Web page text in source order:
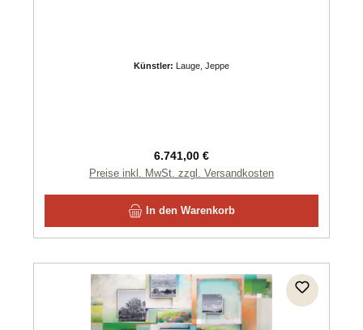
Künstler: Lauge, Jeppe
Regulärer Preis:
6.741,00 €
Preise inkl. MwSt. zzgl. Versandkosten
In den Warenkorb